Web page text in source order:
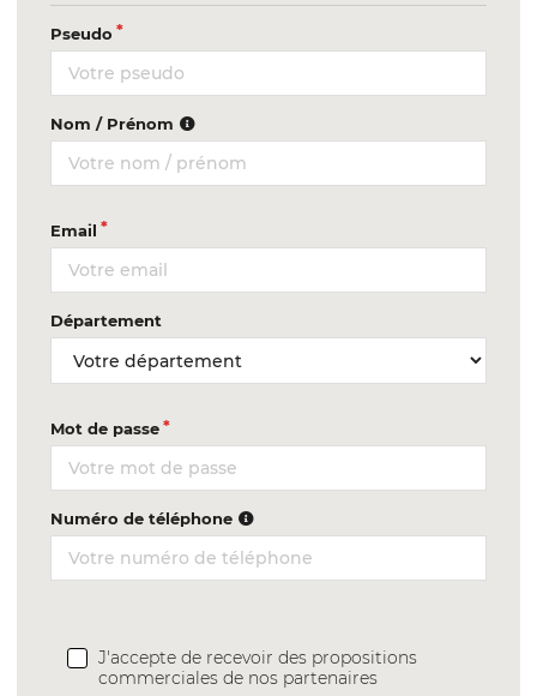
Pseudo
Nom / Prénom
Email
Département
Mot de passe
Numéro de téléphone
J'accepte de recevoir des propositions
commerciales de nos partenaires